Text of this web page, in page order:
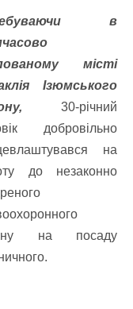
в
місті
Ізюмського
30-річний
добровільно
на
до незаконно
на посаду